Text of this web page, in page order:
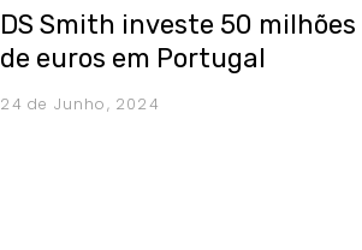
DS Smith investe 50 milhões
de euros em Portugal
24 de Junho, 2024